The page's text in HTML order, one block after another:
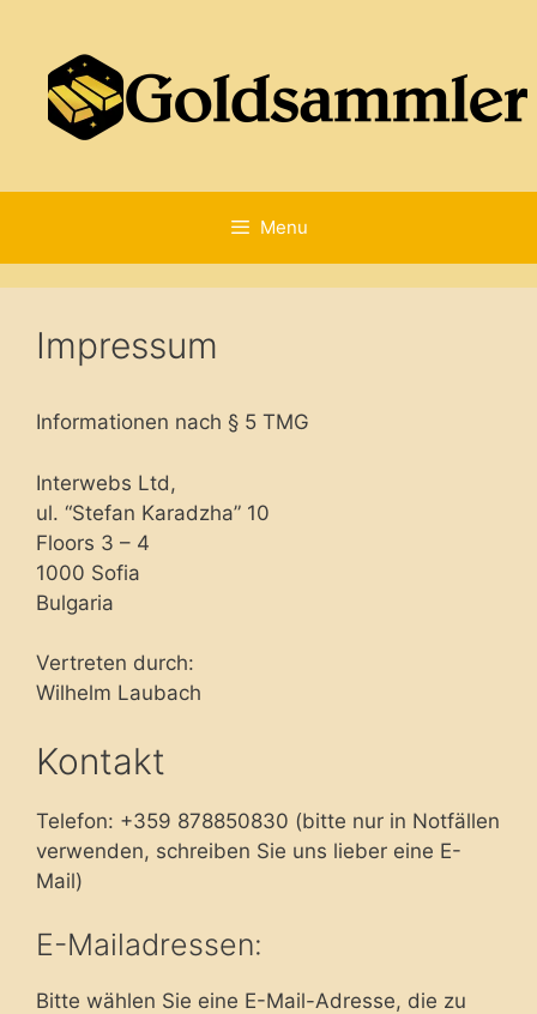
content
Menu
Impressum
Informationen nach § 5 TMG
Interwebs Ltd,
ul. “Stefan Karadzha” 10
Floors 3 – 4
1000 Sofia
Bulgaria
Vertreten durch:
Wilhelm Laubach
Kontakt
Telefon: +359 878850830 (bitte nur in Notfällen
verwenden, schreiben Sie uns lieber eine E-
Mail)
E-Mailadressen:
Bitte wählen Sie eine E-Mail-Adresse, die zu